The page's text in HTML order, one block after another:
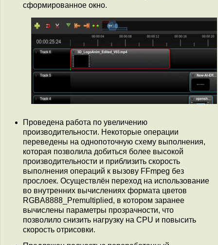
сформированное окно.
Проведена работа по увеличению
производительности. Некоторые операции
переведены на однопоточную схему выполнения,
которая позволила добиться более высокой
производительности и приблизить скорость
выполнения операций к вызову FFmpeg без
прослоек. Осуществлён переход на использование
во внутренних вычислениях формата цветов
RGBA8888_Premultiplied, в котором заранее
вычислены параметры прозрачности, что
позволило снизить нагрузку на CPU и повысить
скорость отрисовки.